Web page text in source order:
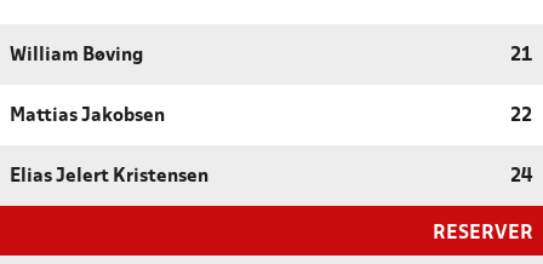
William Bøving 21
Mattias Jakobsen 22
Elias Jelert Kristensen 24
RESERVER